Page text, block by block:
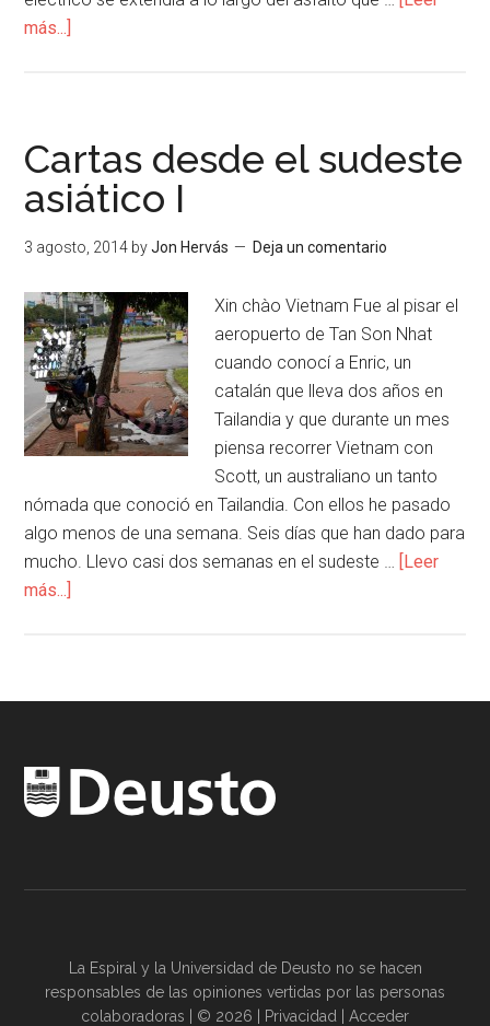
más...]
Cartas desde el sudeste
asiático I
3 agosto, 2014 byJon Hervás Deja un comentario
Xin chào Vietnam Fue al pisar el
aeropuerto de Tan Son Nhat
cuando conocí a Enric, un
catalán que lleva dos años en
Tailandia y que durante un mes
piensa recorrer Vietnam con
Scott, un australiano un tanto
nómada que conoció en Tailandia. Con ellos he pasado
algo menos de una semana. Seis días que han dado para
mucho. Llevo casi dos semanas en el sudeste … [Leer
más...]
La Espiral y la Universidad de Deusto no se hacen
responsables de las opiniones vertidas por las personas
colaboradoras | © 2026 | Privacidad Acceder